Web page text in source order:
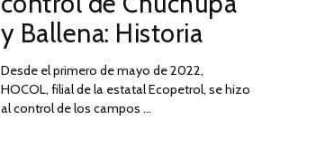
DE
2026
y Ballena: Historia
Desde el primero de mayo de 2022,
HOCOL, filial de la estatal Ecopetrol, se hizo
al control de los campos …